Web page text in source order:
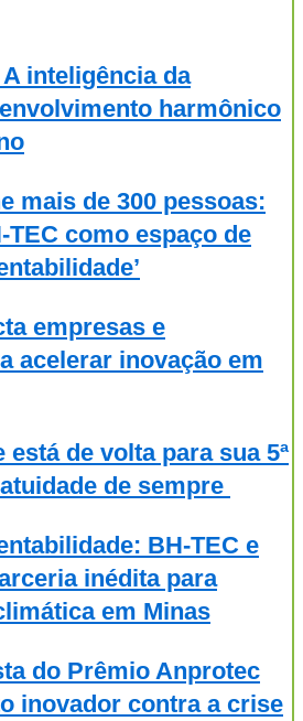
inteligência da
harmônico
mais de 300 pessoas:
TEC como espaço de
empresas e
acelerar inovação em
está de volta para sua 5ª
de sempre
BH-TEC e
inédita para
em Minas
do Prêmio Anprotec
inovador contra a crise